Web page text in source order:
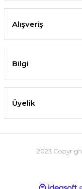
Alışveriş
Bilgi
Üyelik
2023